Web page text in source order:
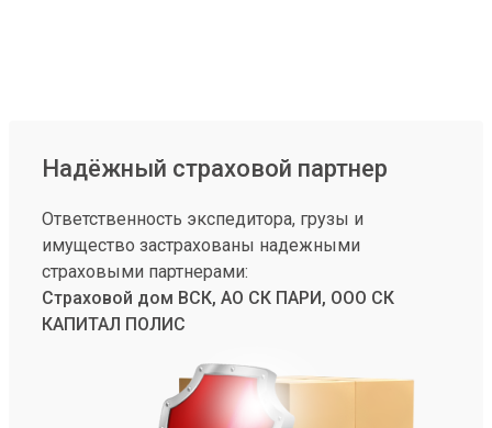
Надёжный страховой партнер
Ответственность экспедитора, грузы и
имущество застрахованы надежными
страховыми партнерами:
Страховой дом ВСК, АО СК ПАРИ, ООО СК
КАПИТАЛ ПОЛИС